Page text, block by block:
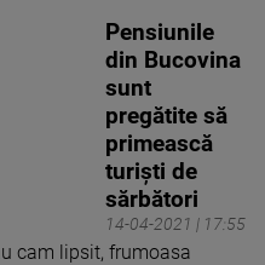
14-04-2021 | 17:55
Pensiunile
din Bucovina
sunt
pregătite să
primească
turiști de
sărbători
cam lipsit, frumoasa